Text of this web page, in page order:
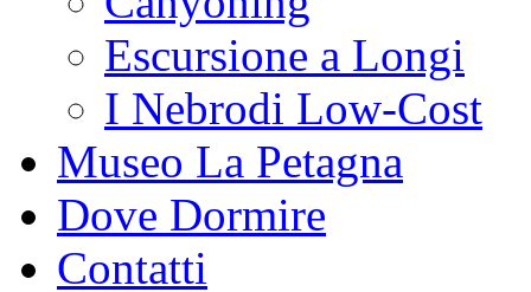
Escursione a Longi
I Nebrodi Low-Cost
Museo La Petagna
Dove Dormire
Contatti